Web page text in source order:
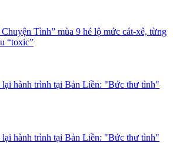
Tình” mùa 9 hé lộ mức cát-xê, từng
“toxic”
hành trình tại Bản Liền: "Bức thư tình"
hành trình tại Bản Liền: "Bức thư tình"